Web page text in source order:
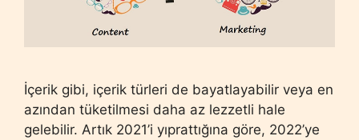
İçerik gibi, içerik türleri de bayatlayabilir veya en
azından tüketilmesi daha az lezzetli hale
gelebilir. Artık 2021’i yıprattığına göre, 2022’ye